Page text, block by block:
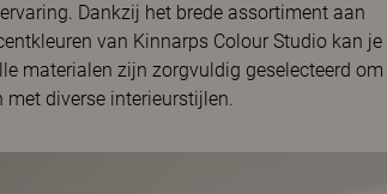
Dankzij het brede assortiment aan
van Kinnarps Colour Studio kan je
materialen zijn zorgvuldig geselecteerd om
diverse interieurstijlen.